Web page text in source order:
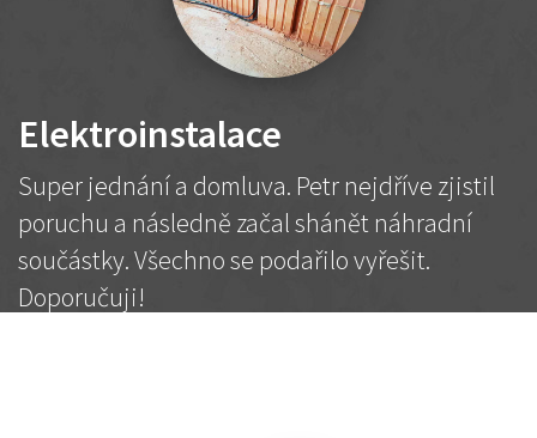
Elektroinstalace
Super jednání a domluva. Petr nejdříve zjistil
poruchu a následně začal shánět náhradní
součástky. Všechno se podařilo vyřešit.
Doporučuji!